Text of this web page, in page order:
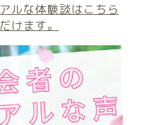
ルな体験談はこちら
けます。